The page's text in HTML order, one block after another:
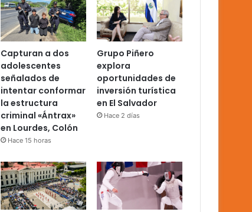
Capturan a dos
adolescentes
señalados de
intentar conformar
la estructura
criminal «Ántrax»
en Lourdes, Colón
Hace 15 horas
Grupo Piñero
explora
oportunidades de
inversión turística
en El Salvador
Hace 2 días